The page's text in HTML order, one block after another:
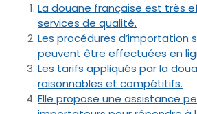
La douane française est très
services de qualité.
Les procédures d’importation
peuvent être effectuées en
Les tarifs appliqués par la
raisonnables et compétitifs.
Elle propose une assistance